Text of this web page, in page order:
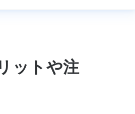
ットや注